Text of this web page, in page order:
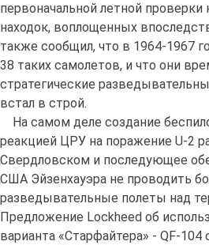
первоначальной летной проверки
находок, воплощенных
также сообщил, что в 1964-1967
38 таких самолетов, и что они
стратегические
встал в строй.
На самом деле создание
реакцией ЦРУ на поражение U-2
Свердловском и последующее
США Эйзенхауэра не проводить
разведывательные полеты над
Предложение Lockheed об
варианта «Старфайтера» - QF-